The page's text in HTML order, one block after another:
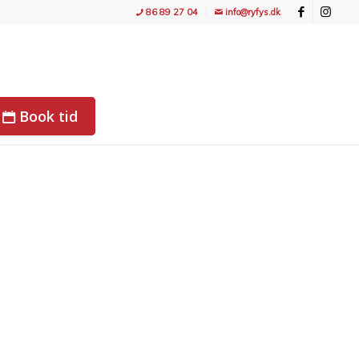
86 89 27 04 info@ryfys.dk
Book tid